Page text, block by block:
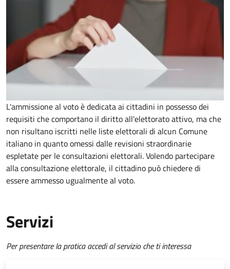
L'ammissione al voto è dedicata ai cittadini in possesso dei
requisiti che comportano il diritto all'elettorato attivo, ma che
non risultano iscritti nelle liste elettorali di alcun Comune
italiano in quanto omessi dalle revisioni straordinarie
espletate per le consultazioni elettorali. Volendo partecipare
alla consultazione elettorale, il cittadino può chiedere di
essere ammesso ugualmente al voto.
Servizi
Per presentare la pratica accedi al servizio che ti interessa